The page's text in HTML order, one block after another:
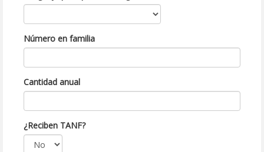
Número en familia
Cantidad anual
¿Reciben TANF?